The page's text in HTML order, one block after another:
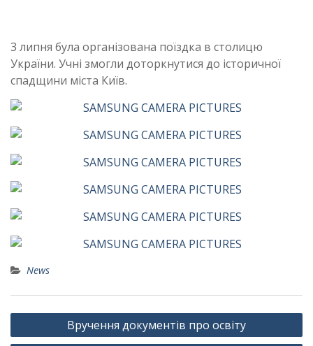
3 липня була організована поїздка в столицю
України. Учні змогли доторкнутися до історичної
спадщини міста Київ.
News
Навігація
записів
Вручення документів про освіту